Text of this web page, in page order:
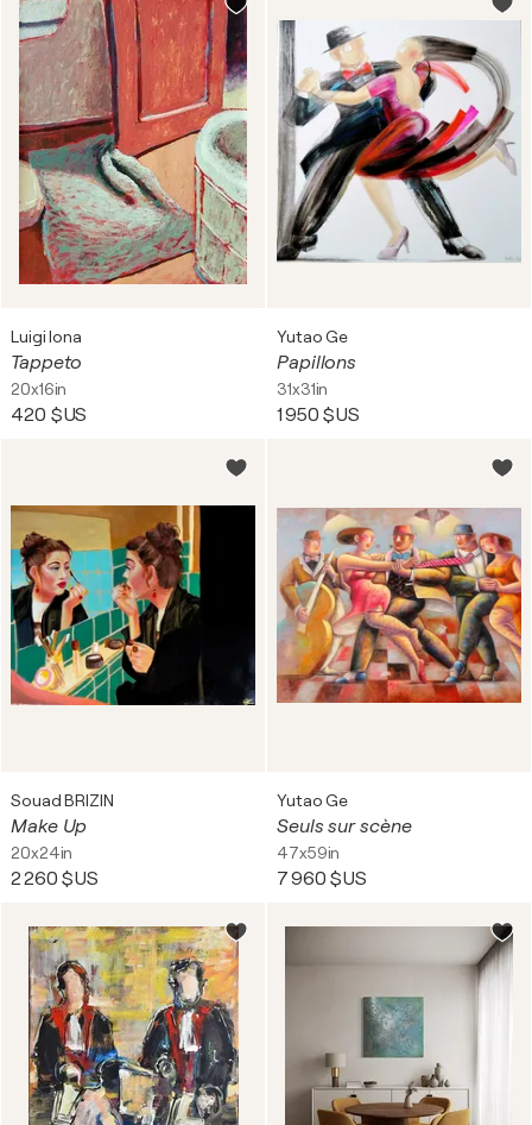
Luigi Iona
Tappeto
20x16in
420 $US
Yutao Ge
Papillons
31x31in
1 950 $US
Souad BRIZIN
Make Up
20x24in
2 260 $US
Yutao Ge
Seuls sur scène
47x59in
7 960 $US